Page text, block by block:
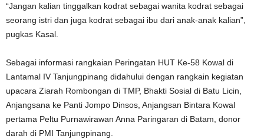
“Jangan kalian tinggalkan kodrat sebagai wanita kodrat sebagai
seorang istri dan juga kodrat sebagai ibu dari anak-anak kalian”,
pugkas Kasal.
Sebagai informasi rangkaian Peringatan HUT Ke-58 Kowal di
Lantamal IV Tanjungpinang didahului dengan rangkain kegiatan
upacara Ziarah Rombongan di TMP, Bhakti Sosial di Batu Licin,
Anjangsana ke Panti Jompo Dinsos, Anjangsan Bintara Kowal
pertama Peltu Purnawirawan Anna Paringaran di Batam, donor
darah di PMI Tanjungpinang.